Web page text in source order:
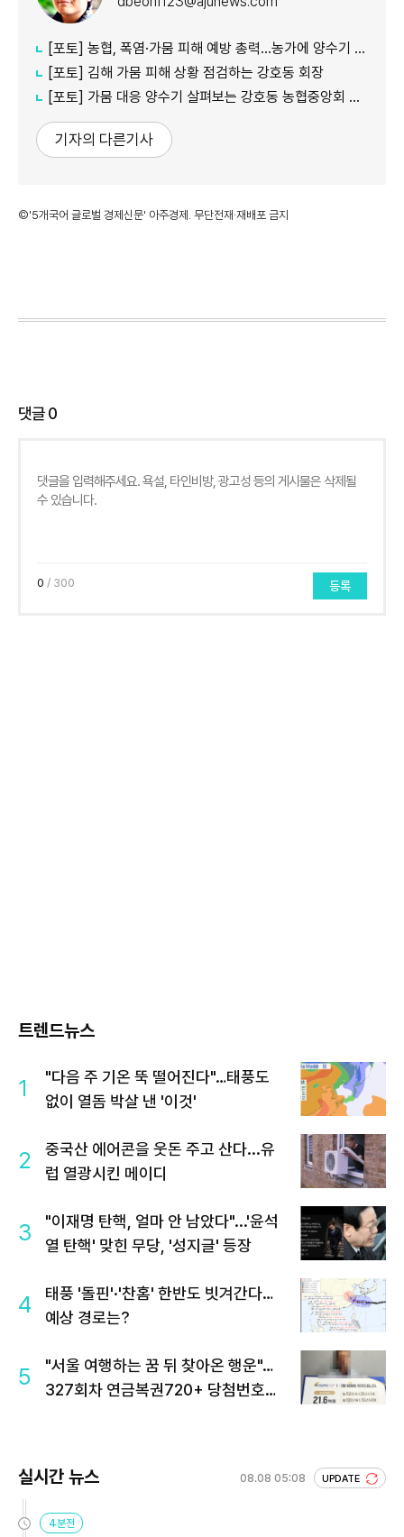
[포토] 농협, 폭염·가뭄 피해 예방 총력…농가에 양수기 지원
[포토] 김해 가뭄 피해 상황 점검하는 강호동 회장
[포토] 가뭄 대응 양수기 살펴보는 강호동 농협중앙회 회장
기자의 다른기사
©'5개국어 글로벌 경제신문' 아주경제. 무단전재·재배포 금지
댓글0
0 / 300 등록
트렌드뉴스
1
"다음 주 기온 뚝 떨어진다"…태풍도
없이 열돔 박살 낸 '이것'
2
중국산 에어콘을 웃돈 주고 산다...유
럽 열광시킨 메이디
3
"이재명 탄핵, 얼마 안 남았다"...'윤석
열 탄핵' 맞힌 무당, '성지글' 등장
4
태풍 '돌핀'·'찬홈' 한반도 빗겨간다…
예상 경로는?
5
"서울 여행하는 꿈 뒤 찾아온 행운"…
327회차 연금복권720+ 당첨번호조
실시간 뉴스 08.08 05:08 UPDATE
4분전